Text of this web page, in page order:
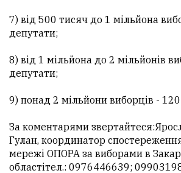
7) від 500 тисяч до 1 мільйона
депутати;
8) від 1 мільйона до 2 мільйонів
депутати;
9) понад 2 мільйони виборців - 120
За коментарями
Гулан, координатор
мережі ОПОРА за виборами в
областітел.: 0976446639;